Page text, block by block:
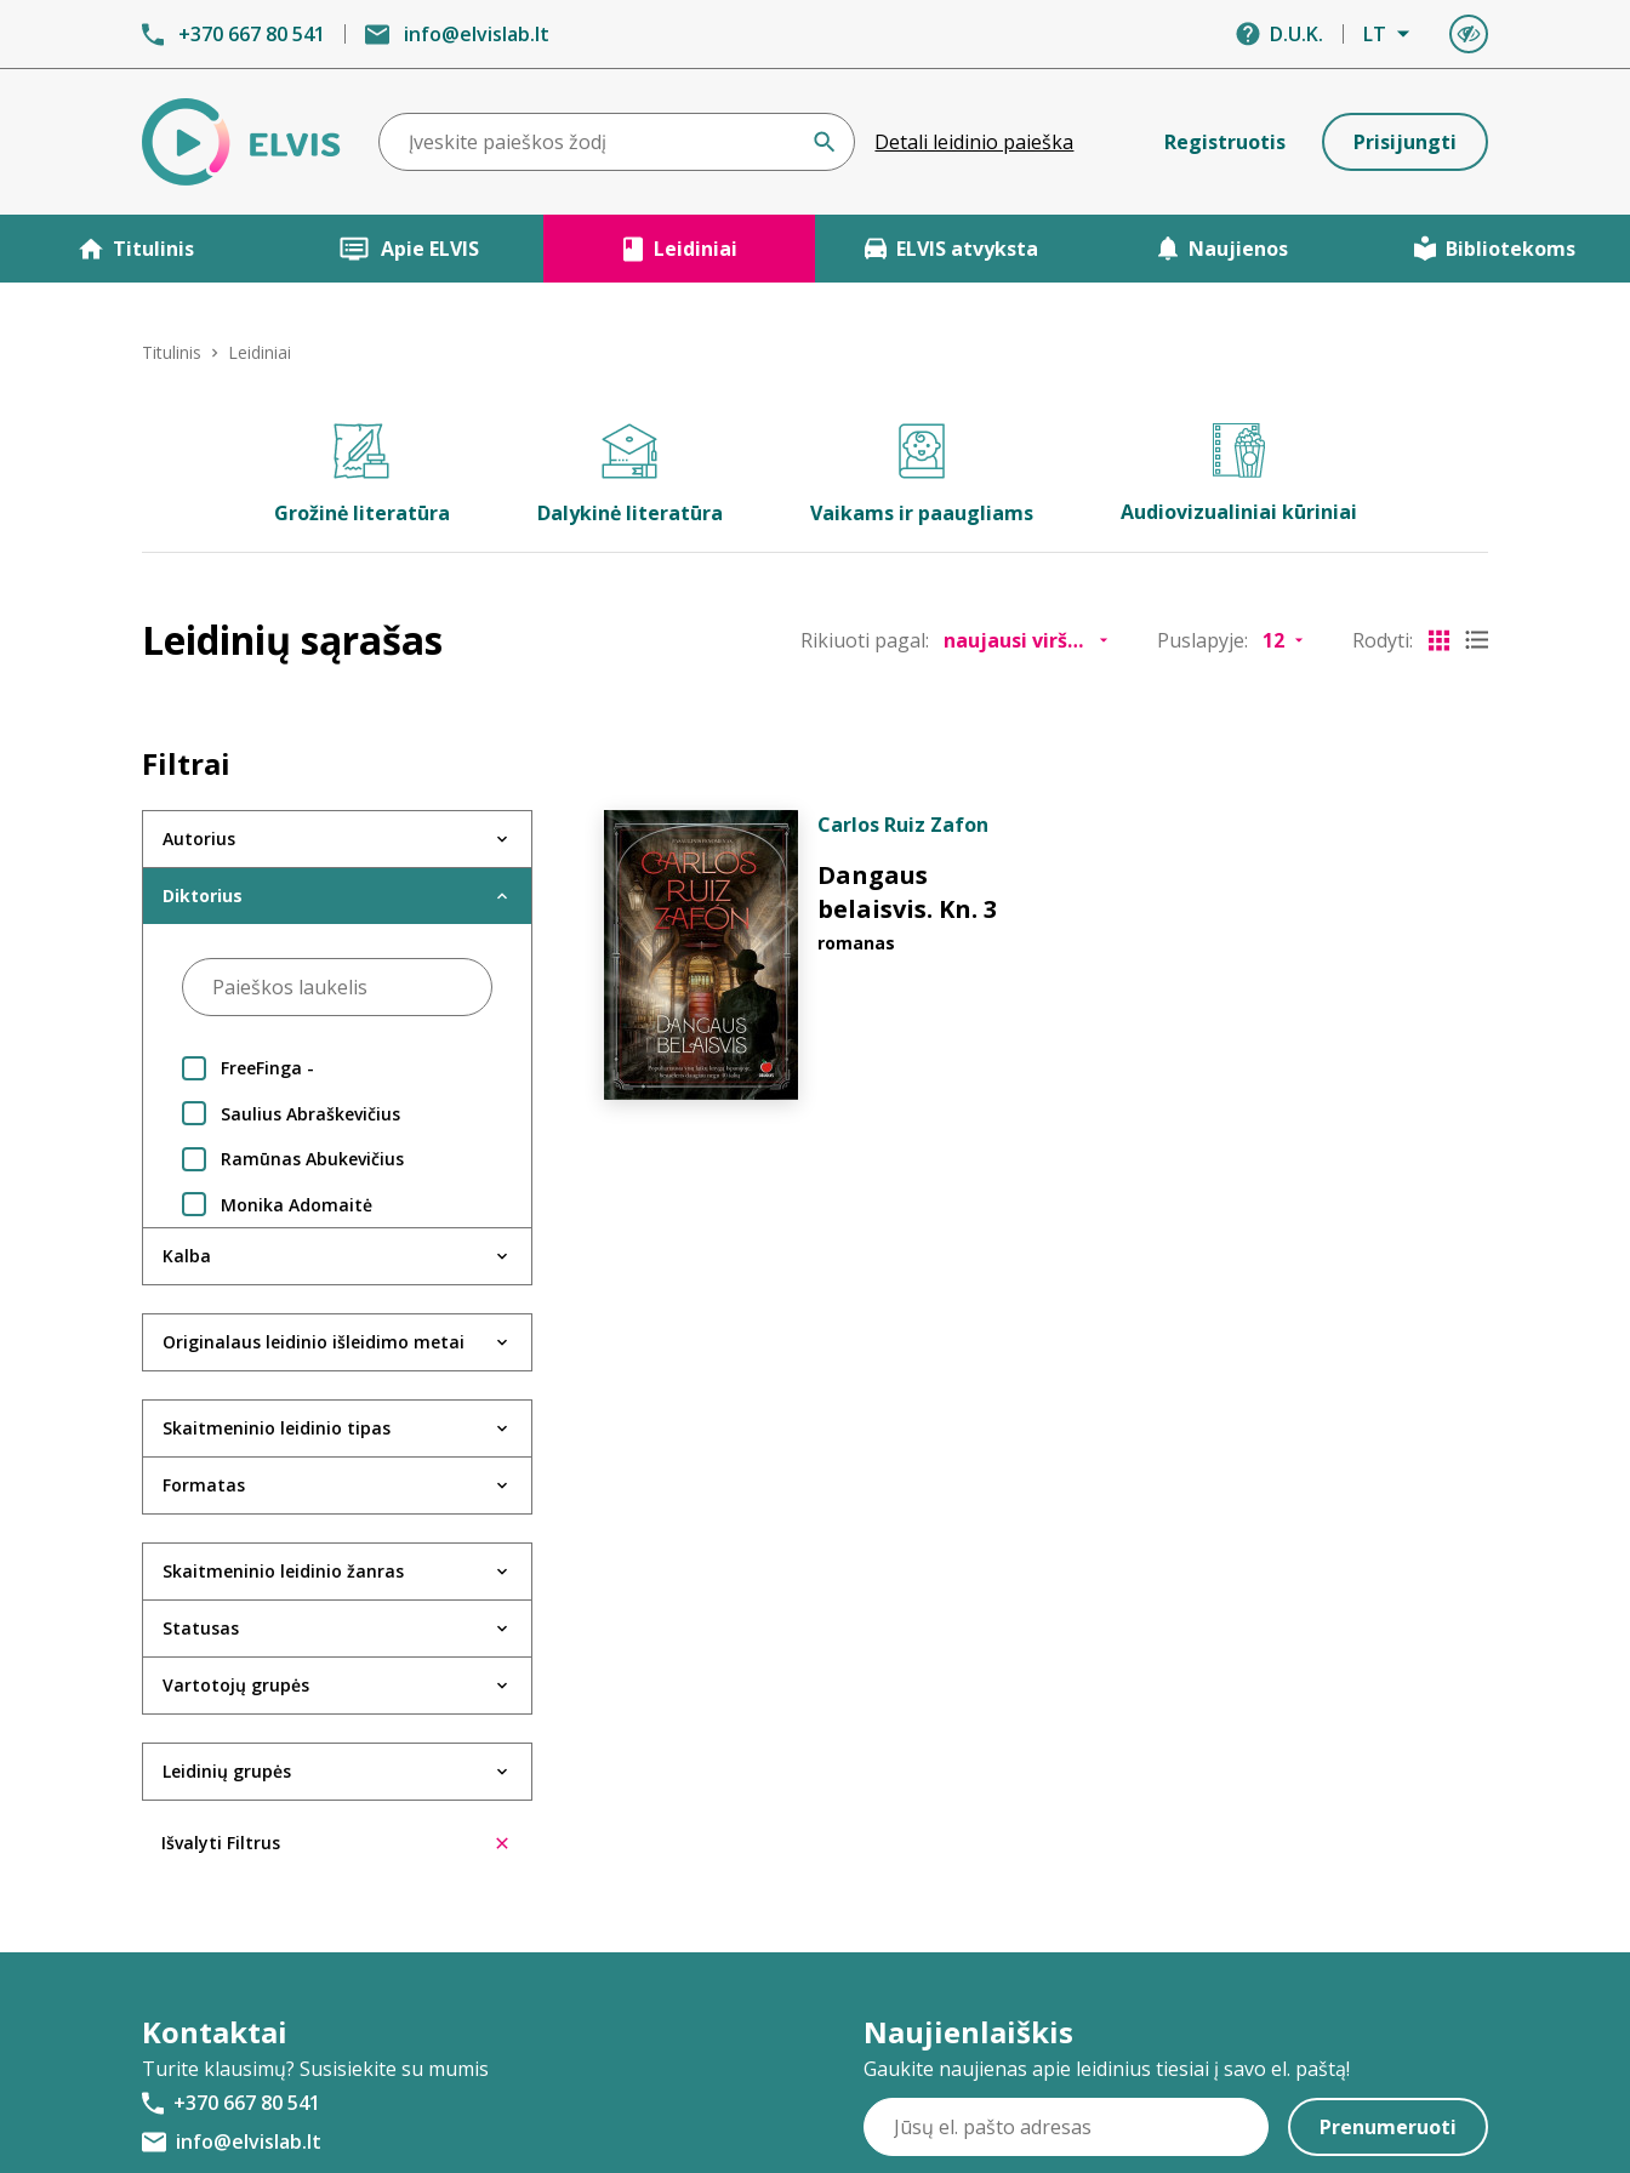
+370 667 80 541 info@elvislab.lt D.U.K. LT
Detali leidinio paieška Registruotis Prisijungti
Titulinis Apie ELVIS Leidiniai ELVIS atvyksta Naujienos Bibliotekoms
Titulinis Leidiniai
Grožinė literatūra Dalykinė literatūra Vaikams ir paaugliams Audiovizualiniai kūriniai
Leidinių sąrašas Rikiuoti pagal: Puslapyje: Rodyti:
Filtrai
Autorius
Diktorius
FreeFinga -
Saulius Abraškevičius
Ramūnas Abukevičius
Monika Adomaitė
Jūratė Adomaitytė
Violeta Agejeva
Rima Aidietė
UAB Aktida
Robertas Aleksaitis
Evelina Aleliūnienė
Rasa Alenskaitė
Kristin Allison
Trinidad López Álvarez
Ūla Ambrasaitė
Ieva Andrijauskaitė
Ignas Andriukevičius
Šarūnė Andriuškevičiūtė
Aleksas Anikinas
Kalba
Originalaus leidinio išleidimo metai
Skaitmeninio leidinio tipas
Formatas
Skaitmeninio leidinio žanras
Statusas
Vartotojų grupės
Leidinių grupės
Išvalyti Filtrus
Carlos Ruiz Zafon
Dangaus
belaisvis. Kn. 3
romanas
Kontaktai
Turite klausimų? Susisiekite su mumis
+370 667 80 541
info@elvislab.lt
Naujienlaiškis
Gaukite naujienas apie leidinius tiesiai į savo el. paštą!
Prenumeruoti